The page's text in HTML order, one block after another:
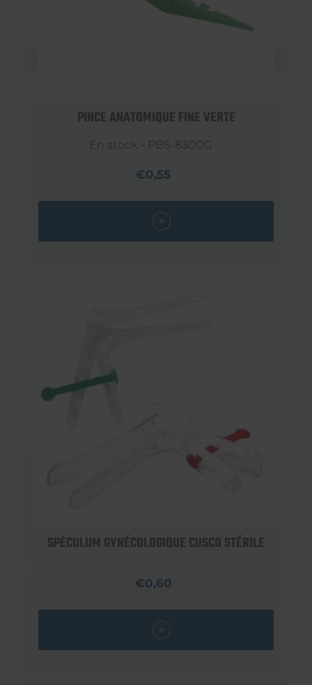
PINCE ANATOMIQUE FINE VERTE
En stock - PBS-8300G
€0,55
SPÉCULUM GYNÉCOLOGIQUE CUSCO STÉRILE
€0,60